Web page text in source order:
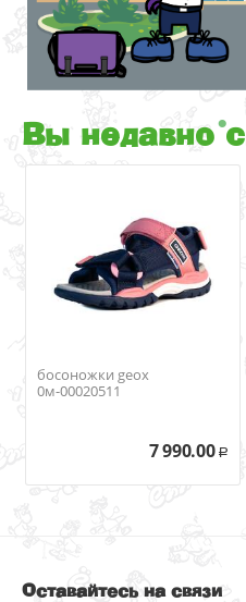
Вы недавно
босоножки geox
0м-00020511
7 990.00 Р
Оставайтесь на связи